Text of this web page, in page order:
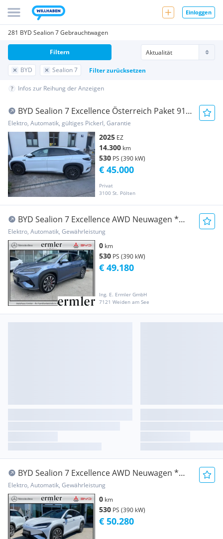
Einloggen
281 BYD Sealion 7 Gebrauchtwagen
BYD Sealion 7 Filter zurücksetzen
Filtern
Infos zur Reihung der Anzeigen
BYD Sealion 7 Excellence Österreich Paket 91.5
kWh AWD
Elektro, Automatik, gültiges Pickerl, Garantie
2025 EZ
14.300 km
530 PS (390 kW)
Privat
3100 St. Pölten
€ 45.000
BYD Sealion 7 Excellence AWD Neuwagen *
AKTION
Elektro, Automatik, Gewährleistung
0 km
530 PS (390 kW)
Ing. E. Ermler GmbH
7121 Weiden am See
€ 49.180
BYD Sealion 7 Excellence AWD Neuwagen *
AKTION
Elektro, Automatik, Gewährleistung
0 km
530 PS (390 kW)
€ 50.280